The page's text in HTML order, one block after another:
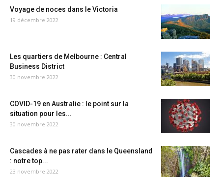
Voyage de noces dans le Victoria
19 décembre 2022
Les quartiers de Melbourne : Central
Business District
30 novembre 2022
COVID-19 en Australie : le point sur la
situation pour les...
30 novembre 2022
Cascades à ne pas rater dans le Queensland
: notre top...
23 novembre 2022